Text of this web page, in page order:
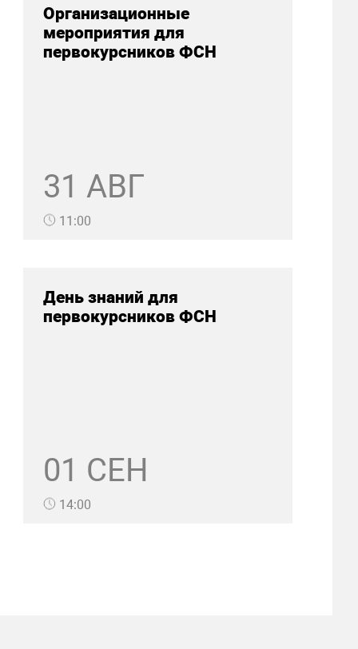
Организационные
мероприятия для
первокурсников ФСН
31 АВГ
11:00
День знаний для
первокурсников ФСН
01 СЕН
14:00